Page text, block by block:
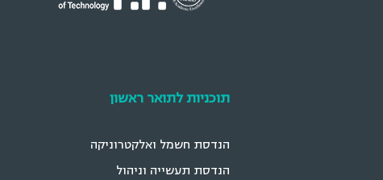
תוכניות לתואר ראשון
הנדסת חשמל ואלקטרוניקה
הנדסת תעשייה וניהול